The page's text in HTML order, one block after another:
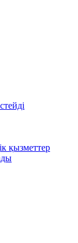
қызметтер